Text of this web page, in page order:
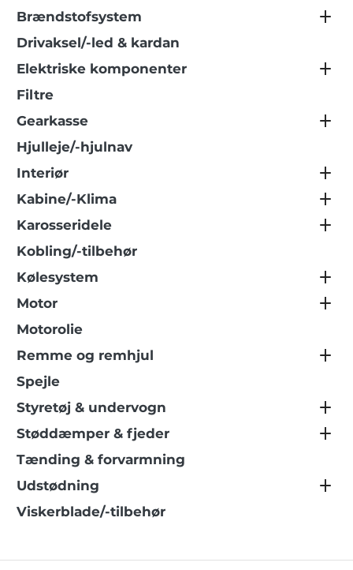
Brændstofsystem
Drivaksel/-led & kardan
Elektriske komponenter
Filtre
Gearkasse
Hjulleje/-hjulnav
Interiør
Kabine/-Klima
Karosseridele
Kobling/-tilbehør
Kølesystem
Motor
Motorolie
Remme og remhjul
Spejle
Styretøj & undervogn
Støddæmper & fjeder
Tænding & forvarmning
Udstødning
Viskerblade/-tilbehør